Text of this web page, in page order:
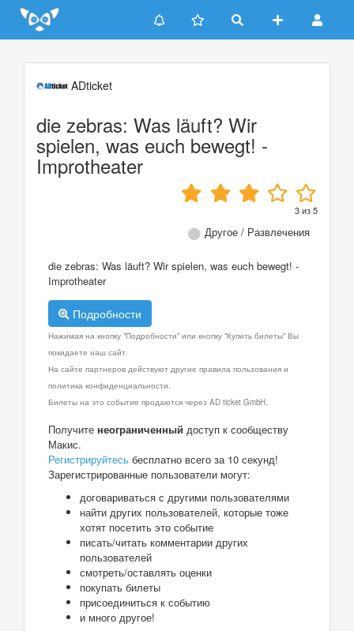
Update cookies preferences
ADticket
die zebras: Was läuft? Wir
spielen, was euch bewegt! -
Improtheater
3из5
Другое / Развлечения
die zebras: Was läuft? Wir spielen, was euch bewegt! -
Improtheater
Подробности
Нажимая на кнопку "Подробности" или кнопку "Купить билеты" Вы
покидаете наш сайт.
На сайте партнеров действуют другие правила пользования и
политика конфиденциальности.
Билеты на это событие продаются через AD ticket GmbH.
Получите неограниченный доступ к сообществу
Макис.
Регистрируйтесь бесплатно всего за 10 секунд!
Зарегистрированные пользователи могут:
договариваться с другими пользователями
найти других пользователей, которые тоже
хотят посетить это событие
писать/читать комментарии других
пользователей
смотреть/оставлять оценки
покупать билеты
присоединиться к событию
и много другое!